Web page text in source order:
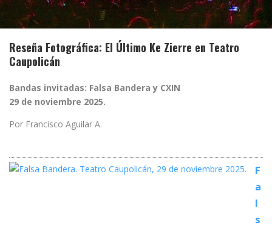
Reseña Fotográfica: El Último Ke Zierre en Teatro
Caupolicán
Bandas invitadas: Falsa Bandera y CXIN
29 de noviembre 2025.
Por Francisco Aguilar A.
F
a
l
s